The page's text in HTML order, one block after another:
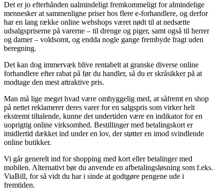
Det er jo efterhånden ualmindeligt fremkommeligt for almindelige
mennesker at sammenligne priser hos flere e-forhandlere, og derfor
har en lang række online webshops været nødt til at nedsætte
udsalgspriserne på varerne – til drenge og piger, samt også til herrer
og damer – voldsomt, og endda nogle gange frembyde fragt uden
beregning.
Det kan dog immervæk blive rentabelt at granske diverse online
forhandlere efter rabat på før du handler, så du er skråsikker på at
modtage den mest attraktive pris.
Man må lige meget hvad være omhyggelig med, at såfremt en shop
på nettet reklamerer deres varer for en salgspris som virker helt
ekstremt tiltalende, kunne det undertiden være en indikator for en
uoprigtig online virksomhed. Bestillinger med betalingskort er
imidlertid dækket ind under en lov, der støtter en imod svindlende
online butikker.
Vi går generelt ind for shopping med kort eller betalinger med
mobilen. Alternativt bør du anvende en afbetalingsløsning som f.eks.
ViaBill, for så vidt du har i sinde at godtgøre pengene ude i
fremtiden.